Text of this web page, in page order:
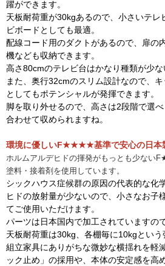
躍ができます。
天板耐荷重が30kgあるので、小さいテレ
ビボードとしても最適。
配線コード用のダクトがあるので、扉の
機なども収納できます。
高さ80cmのテレビ台はかなり種類が少な
また、奥行32cmのスリム設計なので、
としてもポテンシャルが発揮できます。
脚を取り外せるので、高さは2段階で選
合わせて収められますね。
環境に優しいF★★★★基準で安心の日本
ホルムアルデヒドの揮発がもっとも 少ない
塗料・接着剤を使用しています。
シックハウス症候群の原因の代表的な化
ヒドの放射量が少ないので、小さなお子
てご使用いただけます。
パーツは日本国内で加工されていますの
天板耐荷重は30kg、各棚毎に10kgという
組立家具にありがちな微妙な横揺れを軽
ック止め」の採用や、本体の安定感を高